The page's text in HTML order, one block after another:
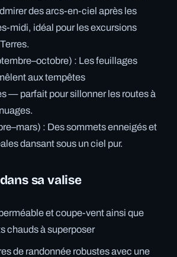
des arcs-en-ciel après les
midi, idéal pour les excursions
: Les feuillages
aux tempêtes
— parfait pour sillonner les routes à
: Des sommets enneigés et
dansant sous un ciel pur.
sa valise
et coupe-vent ainsi que
chauds à superposer
de randonnée robustes avec une